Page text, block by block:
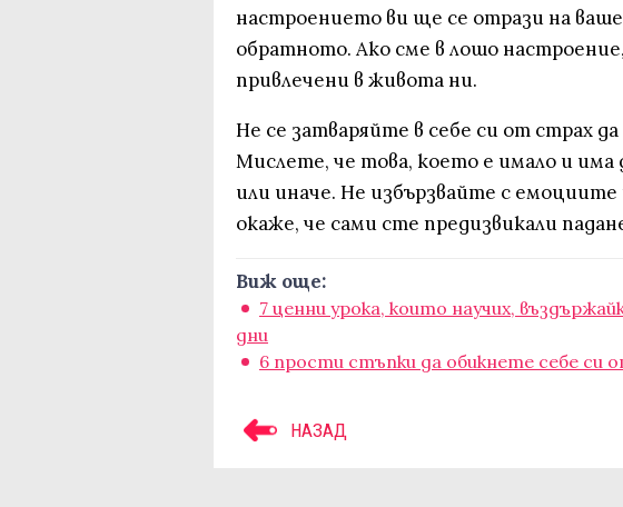
настроението ви ще се отрази на
обратното. Ако сме в лошо
привлечени в живота ни.
Не се затваряйте в себе си от страх
Мислете, че това, което е имало и има
или иначе. Не избързвайте с емоциите
окаже, че сами сте предизвикали
Виж още:
7 ценни урока, които научих,
дни
6 прости стъпки да обикнете себе си
НАЗАД